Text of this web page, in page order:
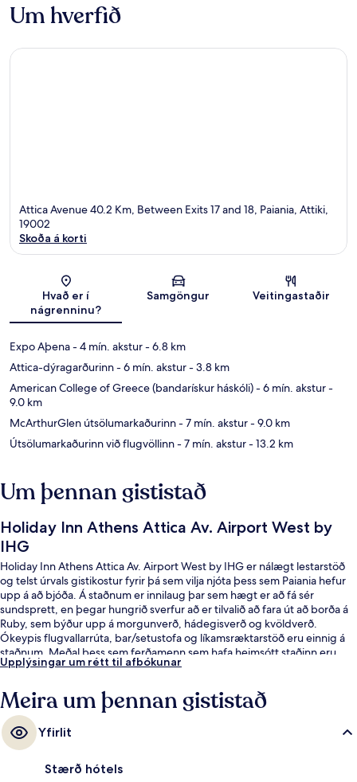
Um hverfið
Attica Avenue 40.2 Km, Between Exits 17 and 18, Paiania, Attiki,
19002
Skoða á korti
Hvað er í
nágrenninu?
Samgöngur Veitingastaðir
Expo Aþena- 4 mín. akstur- 6.8 km
Attica-dýragarðurinn- 6 mín. akstur- 3.8 km
American College of Greece (bandarískur háskóli)- 6 mín. akstur-
9.0 km
McArthurGlen útsölumarkaðurinn- 7 mín. akstur- 9.0 km
Útsölumarkaðurinn við flugvöllinn- 7 mín. akstur- 13.2 km
Um þennan gististað
Holiday Inn Athens Attica Av. Airport West by
IHG
Holiday Inn Athens Attica Av. Airport West by IHG er nálægt lestarstöð
og telst úrvals gistikostur fyrir þá sem vilja njóta þess sem Paiania hefur
upp á að bjóða. Á staðnum er innilaug þar sem hægt er að fá sér
sundsprett, en þegar hungrið sverfur að er tilvalið að fara út að borða á
Ruby, sem býður upp á morgunverð, hádegisverð og kvöldverð.
Ókeypis flugvallarrúta, bar/setustofa og líkamsræktarstöð eru einnig á
staðnum. Meðal þess sem ferðamenn sem hafa heimsótt staðinn eru
sérstaklega ánægðir með eru hjálpsamt starfsfólk og veitingastaðurinn.
Upplýsingar um rétt til afbókunar
Meira um þennan gististað
Yfirlit
Stærð hótels